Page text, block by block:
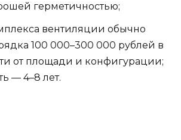
герметичностью;
вентиляции обычно
100 000–300 000 рублей в
от площади и конфигурации;
— 4–8 лет.